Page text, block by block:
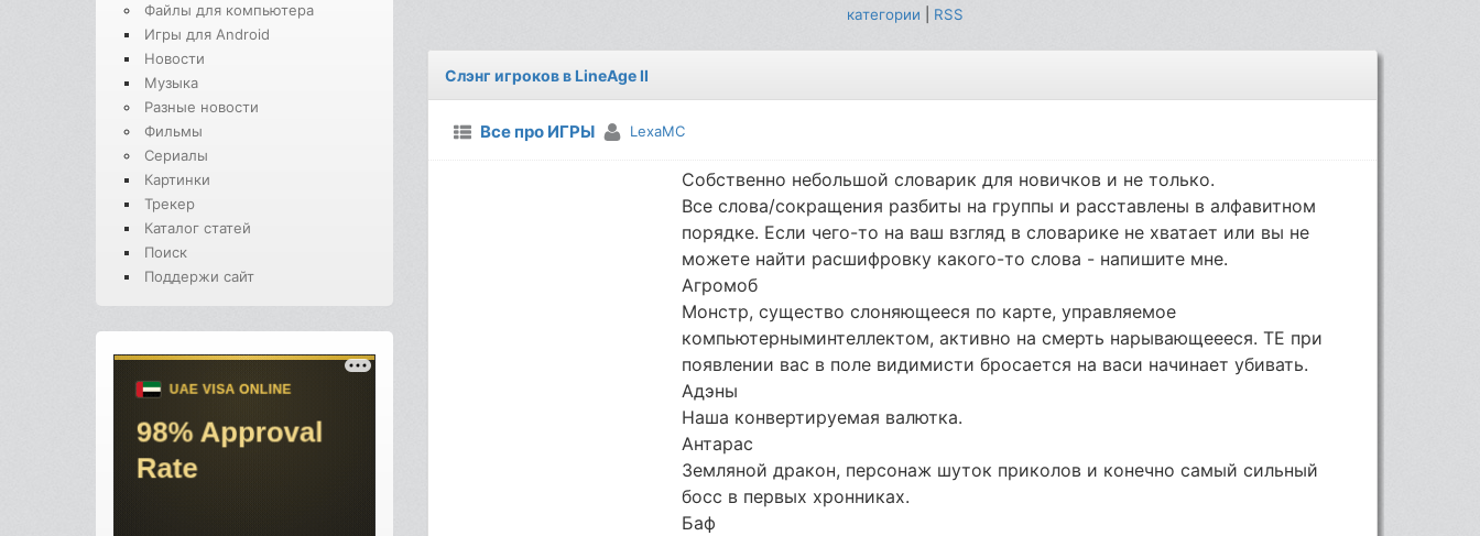
Файлы для компьютера
Игры для Android
Новости
Музыка
Разные новости
Фильмы
Сериалы
Картинки
Трекер
Каталог статей
Поиск
Поддержи сайт
категории RSS
Слэнг игроков в LinеАgе II
Все про ИГРЫ LexaMC
Собственно небольшой словарик для новичков и не только.
Все слова/сокращения разбиты на группы и расставлены в алфавитном
порядке. Если чего-то на ваш взгляд в словарике не хватает или вы не
можете найти расшифровку какого-то слова - напишите мне.
Агромоб
Монстр, существо слоняющееся по карте, управляемое
компьютерныминтеллектом, активно на смерть нарывающеееся. ТЕ при
появлении вас в поле видимисти бросается на васи начинает убивать.
Адэны
Наша конвертируемая валютка.
Антарас
Земляной дракон, персонаж шуток приколов и конечно самый сильный
босс в первых хронниках.
Баф